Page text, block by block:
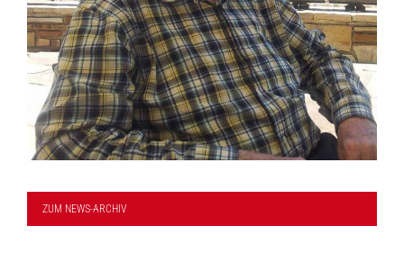
ZUM NEWS-ARCHIV